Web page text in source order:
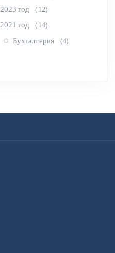
2023 год (12)
2021 год (14)
Бухгалтерия (4)